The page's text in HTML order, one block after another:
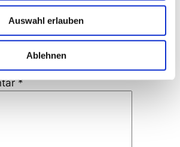
Auswahl erlauben
Ablehnen
Mail-Adresse wird nicht
Erforderliche Felder
markiert
*